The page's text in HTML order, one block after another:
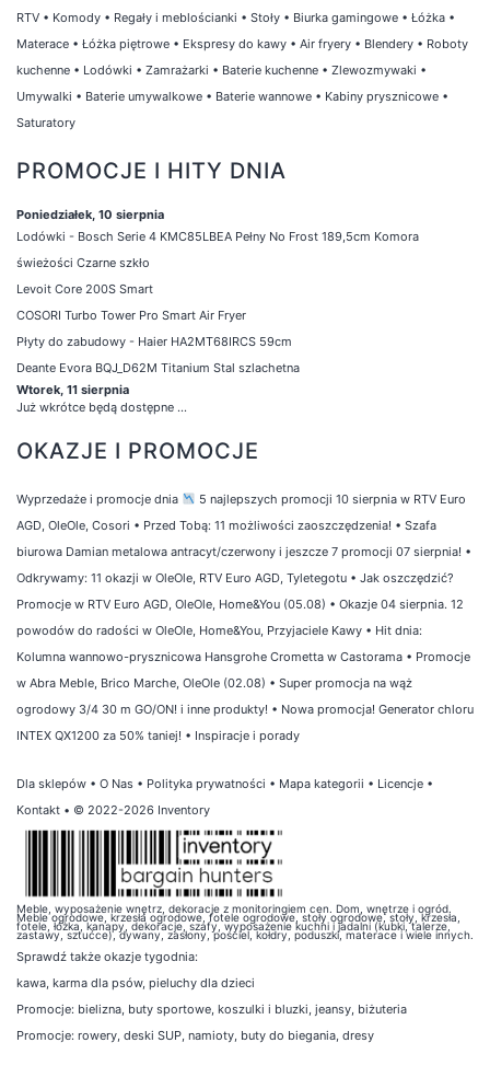
RTV • Komody • Regały i meblościanki • Stoły • Biurka gamingowe • Łóżka •
Materace • Łóżka piętrowe • Ekspresy do kawy • Air fryery • Blendery • Roboty
kuchenne • Lodówki • Zamrażarki • Baterie kuchenne • Zlewozmywaki •
Umywalki • Baterie umywalkowe • Baterie wannowe • Kabiny prysznicowe •
Saturatory
PROMOCJE I HITY DNIA
Poniedziałek, 10 sierpnia
Lodówki - Bosch Serie 4 KMC85LBEA Pełny No Frost 189,5cm Komora
świeżości Czarne szkło
Levoit Core 200S Smart
COSORI Turbo Tower Pro Smart Air Fryer
Płyty do zabudowy - Haier HA2MT68IRCS 59cm
Deante Evora BQJ_D62M Titanium Stal szlachetna
Wtorek, 11 sierpnia
Już wkrótce będą dostępne ...
OKAZJE I PROMOCJE
Wyprzedaże i promocje dnia
5 najlepszych promocji 10 sierpnia w RTV Euro
AGD, OleOle, Cosori • Przed Tobą: 11 możliwości zaoszczędzenia! • Szafa
biurowa Damian metalowa antracyt/czerwony i jeszcze 7 promocji 07 sierpnia! •
Odkrywamy: 11 okazji w OleOle, RTV Euro AGD, Tyletegotu • Jak oszczędzić?
Promocje w RTV Euro AGD, OleOle, Home&You (05.08) • Okazje 04 sierpnia. 12
powodów do radości w OleOle, Home&You, Przyjaciele Kawy • Hit dnia:
Kolumna wannowo-prysznicowa Hansgrohe Crometta w Castorama • Promocje
w Abra Meble, Brico Marche, OleOle (02.08) • Super promocja na wąż
ogrodowy 3/4 30 m GO/ON! i inne produkty! • Nowa promocja! Generator chloru
INTEX QX1200 za 50% taniej! • Inspiracje i porady
Dla sklepów • O Nas • Polityka prywatności • Mapa kategorii • Licencje •
Kontakt • © 2022-2026 Inventory
Meble, wyposażenie wnętrz, dekoracje z monitoringiem cen. Dom, wnętrze i ogród.
Meble ogrodowe, krzesła ogrodowe, fotele ogrodowe, stoły ogrodowe, stoły, krzesła,
fotele, łóżka, kanapy, dekoracje, szafy, wyposażenie kuchni i jadalni (kubki, talerze,
zastawy, sztućce), dywany, zasłony, pościel, kołdry, poduszki, materace i wiele innych.
Sprawdź także okazje tygodnia:
kawa, karma dla psów, pieluchy dla dzieci
Promocje: bielizna, buty sportowe, koszulki i bluzki, jeansy, biżuteria
Promocje: rowery, deski SUP, namioty, buty do biegania, dresy